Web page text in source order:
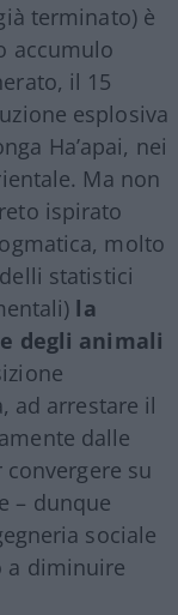
terminato) è
accumulo
il 15
esplosiva
Ha’apai, nei
Ma non
ispirato
molto
statistici
la
degli animali
ad arrestare il
dalle
su
– dunque
sociale
a diminuire